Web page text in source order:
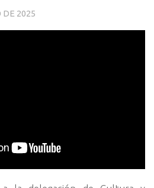
DE 2025